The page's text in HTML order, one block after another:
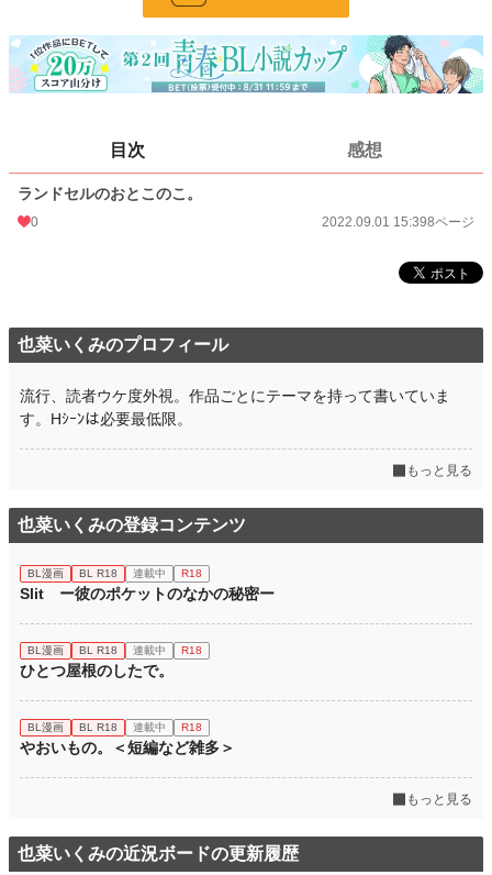
24h.ポイント 7 pt
ページ数 8
2022.09.01 15:39
週間ポイント 0 pt (1,405 位)
月間ポイント
目次 感想
ランドセルのおとこのこ。
0 2022.09.01 15:398ページ
也菜いくみのプロフィール
流行、読者ウケ度外視。作品ごとにテーマを持って書いていま
す。Hｼｰﾝは必要最低限。
もっと見る
也菜いくみの登録コンテンツ
BL漫画 BL R18 連載中 R18
Slit ー彼のポケットのなかの秘密ー
BL漫画 BL R18 連載中 R18
ひとつ屋根のしたで。
BL漫画 BL R18 連載中 R18
やおいもの。＜短編など雑多＞
もっと見る
也菜いくみの近況ボードの更新履歴